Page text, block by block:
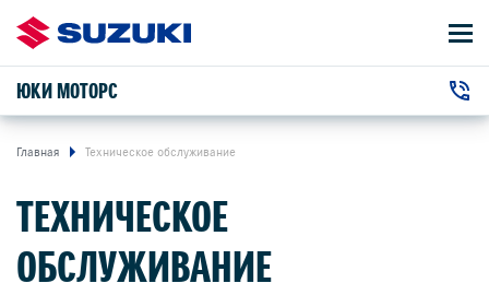
ЮКИ МОТОРС
г. Калининград, Московский проспект,
258Д
АВТОМОБИЛИ
ВЛАДЕЛЬЦАМ
О КОМПАНИИ
КОНТАКТЫ
Главная Техническое обслуживание
ТЕХНИЧЕСКОЕ
ОБСЛУЖИВАНИЕ